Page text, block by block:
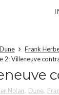
Dune Frank
2: Villeneuve
Nolan, Dune,